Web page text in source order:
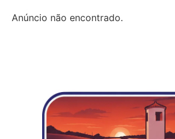
Anúncio não encontrado.